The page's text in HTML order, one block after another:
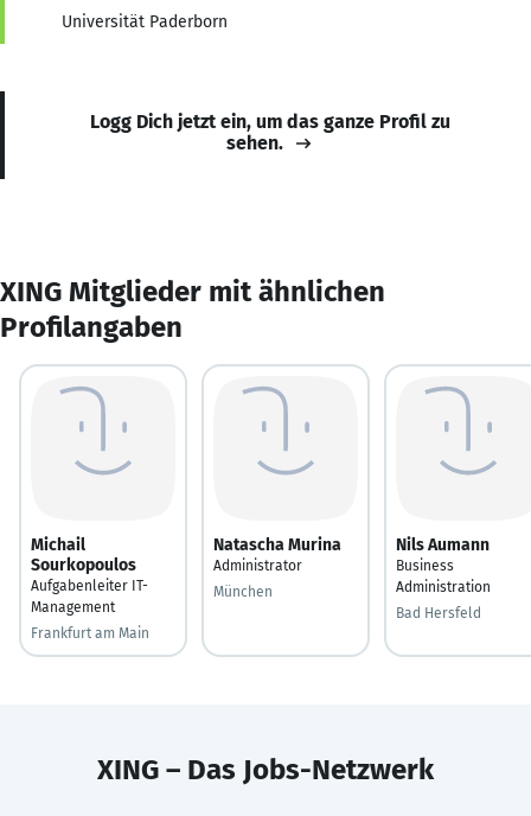
Universität Paderborn
Logg Dich jetzt ein, um das ganze Profil zu
sehen.
XING Mitglieder mit ähnlichen
Profilangaben
Michail
Sourkopoulos
Aufgabenleiter IT-
Management
Frankfurt am Main
Natascha Murina
Administrator
München
Nils Aumann
Business
Administration
Bad Hersfeld
XING – Das Jobs-Netzwerk